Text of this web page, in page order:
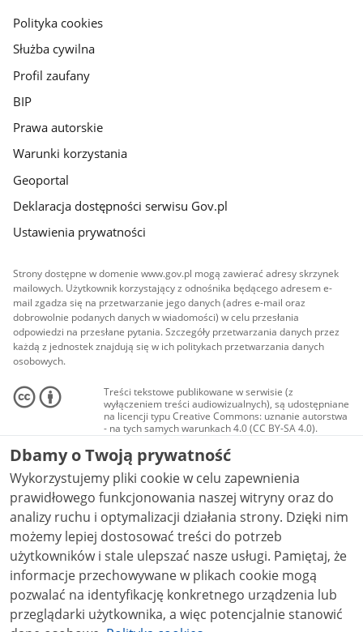
gov.pl
Polityka cookies
Służba cywilna
Profil zaufany
BIP
Prawa autorskie
Warunki korzystania
Geoportal
Deklaracja dostępności serwisu Gov.pl
Ustawienia prywatności
Strony dostępne w domenie www.gov.pl mogą zawierać adresy skrzynek
mailowych. Użytkownik korzystający z odnośnika będącego adresem e-
mail zgadza się na przetwarzanie jego danych (adres e-mail oraz
dobrowolnie podanych danych w wiadomości) w celu przesłania
odpowiedzi na przesłane pytania. Szczegóły przetwarzania danych przez
każdą z jednostek znajdują się w ich politykach przetwarzania danych
osobowych.
Treści tekstowe publikowane w serwisie (z
wyłączeniem treści audiowizualnych), są udostępniane
na licencji typu Creative Commons: uznanie autorstwa
- na tych samych warunkach 4.0 (CC BY-SA 4.0).
Materiały audiowizualne, w tym zdjęcia, materiały
audio i wideo, są udostępniane na licencji typu
Creative Commons: uznanie autorstwa użycie
niekomercyjne - bez utworów zależnych 4.0 (CC BY-
NC-ND 4.0), o ile nie jest to stwierdzone inaczej.
Dbamy o Twoją prywatność
Wykorzystujemy pliki cookie w celu zapewnienia
prawidłowego funkcjonowania naszej witryny oraz do
analizy ruchu i optymalizacji działania strony. Dzięki nim
możemy lepiej dostosować treści do potrzeb
użytkowników i stale ulepszać nasze usługi. Pamiętaj, że
informacje przechowywane w plikach cookie mogą
pozwalać na identyfikację konkretnego urządzenia lub
przeglądarki użytkownika, a więc potencjalnie stanowić